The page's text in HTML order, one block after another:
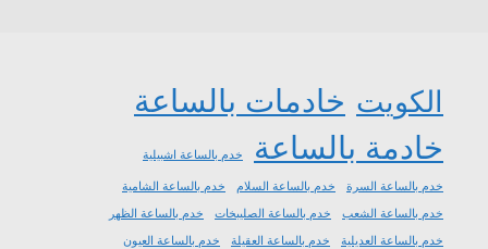
الكويت خادمات بالساعة
خادمة بالساعة
خدم بالساعة اشبيلية
خدم بالساعة السرة خدم بالساعة السلام
خدم بالساعة الشامية
خدم بالساعة الشعب
خدم بالساعة الصليبخات
خدم بالساعة الظهر
خدم بالساعة العديلية
خدم بالساعة العقيلة
خدم بالساعة العيون